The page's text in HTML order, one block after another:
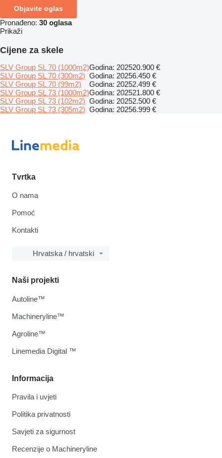
Objavite oglas
Pronađeno: 30 oglasa
Prikaži
Cijene za skele
SLV Group SL 70 (1000m2)Godina: 202520.900 €
SLV Group SL 70 (300m2) Godina: 20256.450 €
SLV Group SL 70 (99m2)
Godina: 20252.499 €
SLV Group SL 73 (1000m2)Godina: 202521.800 €
SLV Group SL 73 (102m2) Godina: 20252.500 €
SLV Group SL 73 (305m2) Godina: 20256.999 €
Tvrtka
O nama
Pomoć
Kontakti
Hrvatska / hrvatski
Informacija
Pravila i uvjeti
Politika privatnosti
Savjeti za sigurnost
Recenzije o Machineryline
Naši projekti
Autoline™
Machineryline™
Agroline™
Linemedia Digital ™